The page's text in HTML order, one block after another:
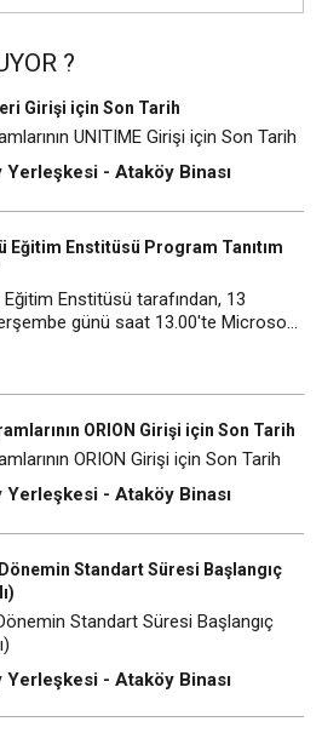
?
Girişi için Son Tarih
UNITIME Girişi için Son Tarih
Yerleşkesi - Ataköy Binası
Eğitim Enstitüsü Program Tanıtım
Enstitüsü tarafından, 13
günü saat 13.00'te Microsoft
çevrim içi olarak "Lisansüstü
Program Tanıtım Toplantısı"
iEm6U0
ORION Girişi için Son Tarih
ORION Girişi için Son Tarih
Yerleşkesi - Ataköy Binası
Standart Süresi Başlangıç
Standart Süresi Başlangıç
Yerleşkesi - Ataköy Binası